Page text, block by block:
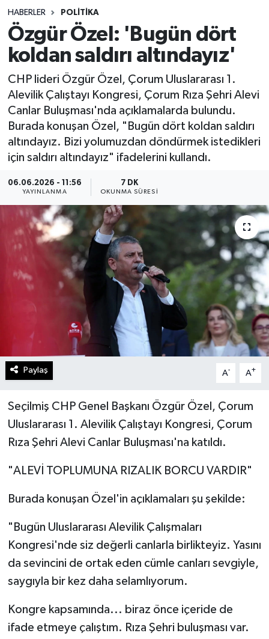
HABERLER POLITIKA
Özgür Özel: 'Bugün dört
koldan saldırı altındayız'
CHP lideri Özgür Özel, Çorum Uluslararası 1.
Alevilik Çalıştayı Kongresi, Çorum Rıza Şehri Alevi
Canlar Buluşması'nda açıklamalarda bulundu.
Burada konuşan Özel, "Bugün dört koldan saldırı
altındayız. Bizi yolumuzdan döndürmek istedikleri
için saldırı altındayız" ifadelerini kullandı.
06.06.2026 - 11:56
YAYINLANMA
7 DK
OKUNMA SÜRESI
Paylaş A- A+
Seçilmiş CHP Genel Başkanı Özgür Özel, Çorum
Uluslararası 1. Alevilik Çalıştayı Kongresi, Çorum
Rıza Şehri Alevi Canlar Buluşması'na katıldı.
"ALEVİ TOPLUMUNA RIZALIK BORCU VARDIR"
Burada konuşan Özel'in açıklamaları şu şekilde:
"Bugün Uluslararası Alevilik Çalışmaları
Kongresi'nde siz değerli canlarla birlikteyiz. Yasını
da sevincini de ortak eden cümle canları sevgiyle,
saygıyla bir kez daha selamlıyorum.
Kongre kapsamında... biraz önce içeride de
ifade etmeye çalıştım. Rıza Şehri buluşması var.
Spor
Teknoloji
Yaşam